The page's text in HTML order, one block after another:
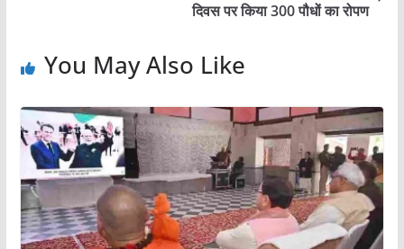
दिवस पर किया 300 पौधों का रोपण
You May Also Like